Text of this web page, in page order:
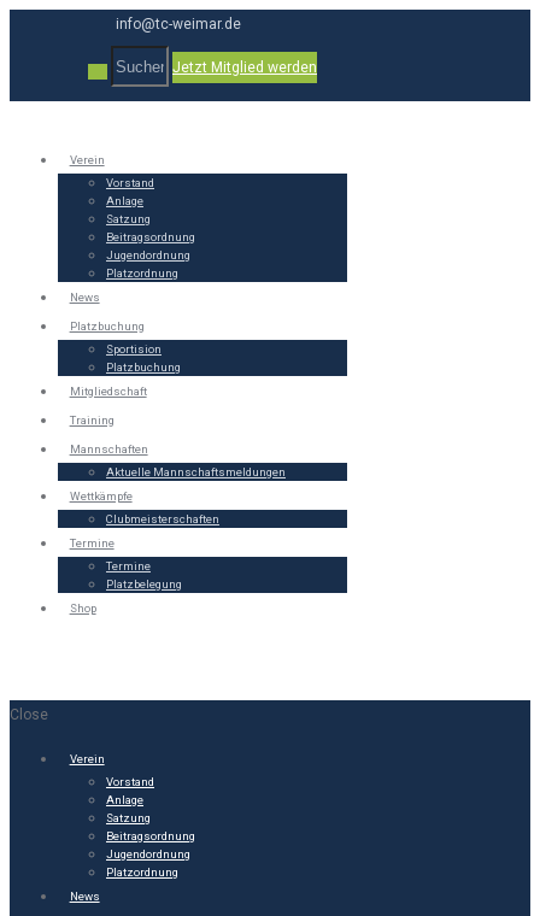
info@tc-weimar.de
Jetzt Mitglied werden
Verein
Vorstand
Anlage
Satzung
Beitragsordnung
Jugendordnung
Platzordnung
News
Platzbuchung
Sportision
Platzbuchung
Mitgliedschaft
Training
Mannschaften
Aktuelle Mannschaftsmeldungen
Wettkämpfe
Clubmeisterschaften
Termine
Termine
Platzbelegung
Shop
Close
Verein
Vorstand
Anlage
Satzung
Beitragsordnung
Jugendordnung
Platzordnung
News